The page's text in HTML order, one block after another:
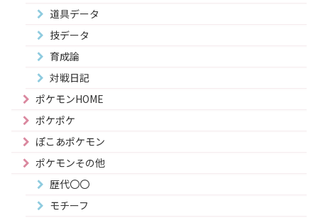
道具データ
技データ
育成論
対戦日記
ポケモンHOME
ポケポケ
ぽこあポケモン
ポケモンその他
歴代〇〇
モチーフ